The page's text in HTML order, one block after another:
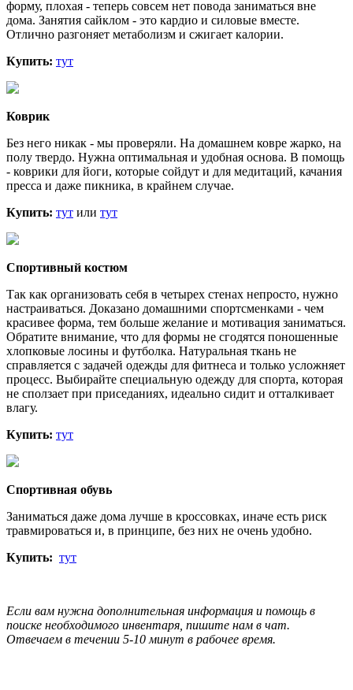
форму, плохая - теперь совсем нет повода заниматься вне
дома. Занятия сайклом - это кардио и силовые вместе.
Отлично разгоняет метаболизм и сжигает калории.
Купить: тут
Коврик
Без него никак - мы проверяли. На домашнем ковре жарко, на
полу твердо. Нужна оптимальная и удобная основа. В помощь
- коврики для йоги, которые сойдут и для медитаций, качания
пресса и даже пикника, в крайнем случае.
Купить: тут или тут
Спортивный костюм
Так как организовать себя в четырех стенах непросто, нужно
настраиваться. Доказано домашними спортсменками - чем
красивее форма, тем больше желание и мотивация заниматься.
Обратите внимание, что для формы не сгодятся поношенные
хлопковые лосины и футболка. Натуральная ткань не
справляется с задачей одежды для фитнеса и только усложняет
процесс. Выбирайте специальную одежду для спорта, которая
не сползает при приседаниях, идеально сидит и отталкивает
влагу.
Купить: тут
Спортивная обувь
Заниматься даже дома лучше в кроссовках, иначе есть риск
травмироваться и, в принципе, без них не очень удобно.
Купить: тут
Если вам нужна дополнительная информация и помощь в
поиске необходимого инвентаря, пишите нам в чат.
Отвечаем в течении 5-10 минут в рабочее время.